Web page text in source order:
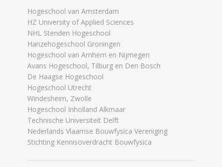
Hogeschool van Amsterdam
HZ University of Applied Sciences
NHL Stenden Hogeschool
Hanzehogeschool Groningen
Hogeschool van Arnhem en Nijmegen
Avans Hogeschool, Tilburg en Den Bosch
De Haagse Hogeschool
Hogeschool Utrecht
Windesheim, Zwolle
Hogeschool Inholland Alkmaar
Technische Universiteit Delft
Nederlands Vlaamse Bouwfysica Vereniging
Stichting Kennisoverdracht Bouwfysica